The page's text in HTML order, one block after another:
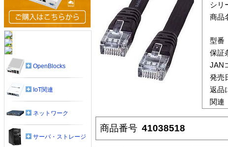
シリ
商品
型番
保証
JAN
発売
返品
関連
商品番号 41038518
OpenBlocks
IoT関連
ネットワーク
サーバ・ストレージ